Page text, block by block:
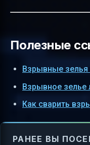
Полезные
Взрывные
Взрывное зелье
Как сварить
РАНЕЕ ВЫ